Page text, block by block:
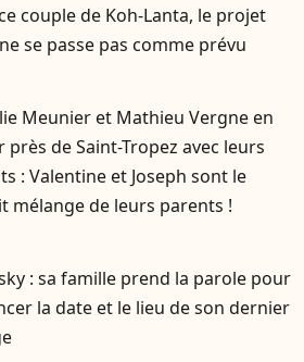
couple de Koh-Lanta, le projet
se passe pas comme prévu
Meunier et Mathieu Vergne en
près de Saint-Tropez avec leurs
: Valentine et Joseph sont le
mélange de leurs parents !
: sa famille prend la parole pour
la date et le lieu de son dernier